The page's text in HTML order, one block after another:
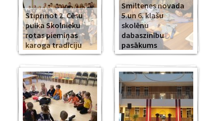
Stiprinot 2. Cēsu
pulka Skolnieku
rotas piemiņas
karoga tradīciju
Smiltenes novada
5.un 6. klašu
skolēnu
dabaszinību
pasākums